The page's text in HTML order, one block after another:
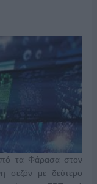
τα Φάρασα στον
σεζόν με δεύτερο